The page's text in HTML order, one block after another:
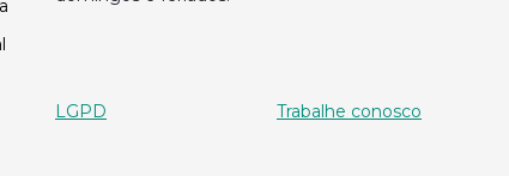
LGPD Trabalhe conosco